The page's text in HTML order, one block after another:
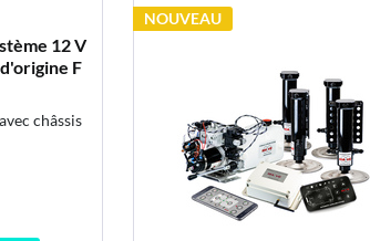
12 V
F
châssis
NOUVEAU